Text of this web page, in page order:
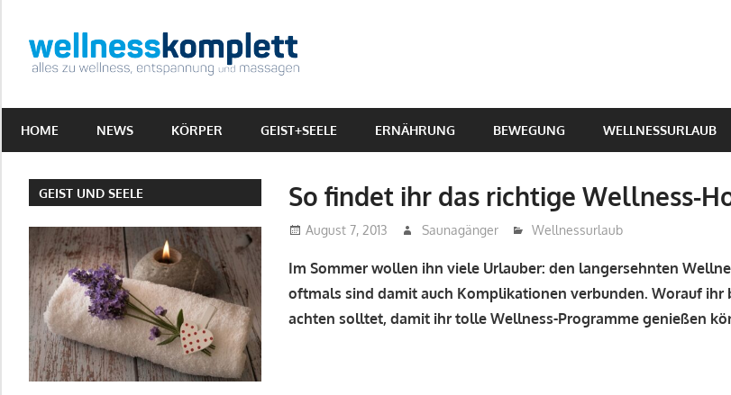
springen
Wellness,
Massagen
HOME NEWS KÖRPER GEIST+SEELE ERNÄHRUNG BEWEGUNG WELLNESSURLAUB
So findet ihr das richtige Wellness-
August 7, 2013 Saunagänger Wellnessurlaub
Im Sommer wollen ihn viele Urlauber: den langersehnten
oftmals sind damit auch Komplikationen verbunden. Worauf ihr
achten solltet, damit ihr tolle Wellness-Programme genießen
GEIST UND SEELE